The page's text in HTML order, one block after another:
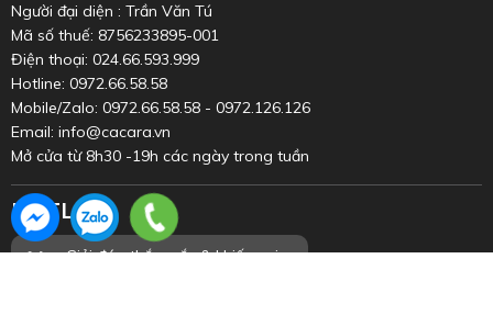
Người đại diện : Trần Văn Tú
Mã số thuế: 8756233895-001
Điện thoại: 024.66.593.999
Hotline: 0972.66.58.58
Mobile/Zalo: 0972.66.58.58 - 0972.126.126
Email: info@cacara.vn
Mở cửa từ 8h30 -19h các ngày trong tuần
HOTLINE
Giải đáp thắc mắc & khiếu nại
Inbox
Chat
0972.66.58.58